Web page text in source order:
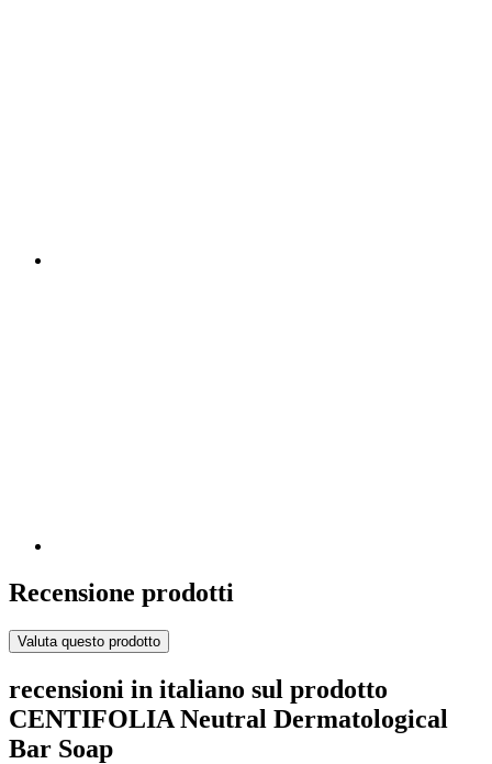
Recensione prodotti
Valuta questo prodotto
recensioni in italiano sul prodotto
CENTIFOLIA Neutral Dermatological
Bar Soap